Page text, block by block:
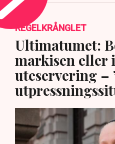
REGELKRÅNGLET
Ultimatumet:
markisen eller
uteservering –